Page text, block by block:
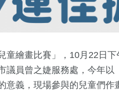
童繪畫比賽」，10月22日下
議員曾之婕服務處，今年以
意義，現場參與的兒童們作